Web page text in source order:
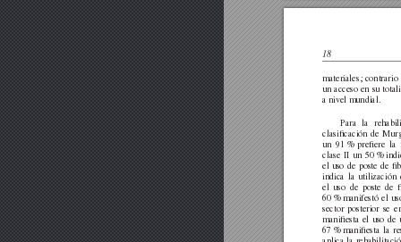
18
materiales; contrario
un acceso en su
a nivel mundial.
Para la
clasiﬁcación de
un 91 % preﬁere la
clase II un 50 %
el uso de poste de
indica la utilización
el uso de poste de
60 % manifestó el
sector posterior se
maniﬁesta el uso de
67 % maniﬁesta la